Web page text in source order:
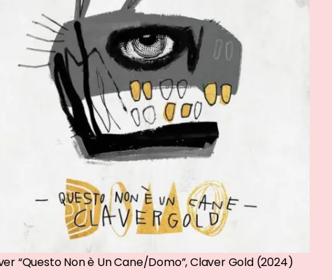
“Questo Non è Un Cane/Domo”, Claver Gold (2024)